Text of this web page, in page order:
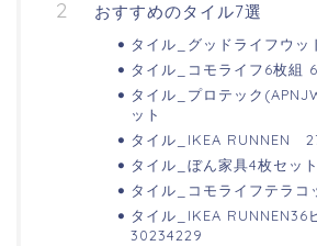
おすすめのタイル7選
タイル_グッドライフウッ
タイル_コモライフ6枚組
タイル_プロテック
ット
タイル_IKEA RUNNEN
タイル_ぼん家具4枚セッ
タイル_コモライフテラコ
タイル_IKEA RUNNEN36
30234229